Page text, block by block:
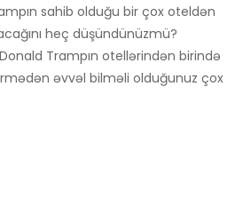
sahib olduğu bir çox oteldən
heç düşündünüzmü?
Trampın otellərindən birində
əvvəl bilməli olduğunuz çox